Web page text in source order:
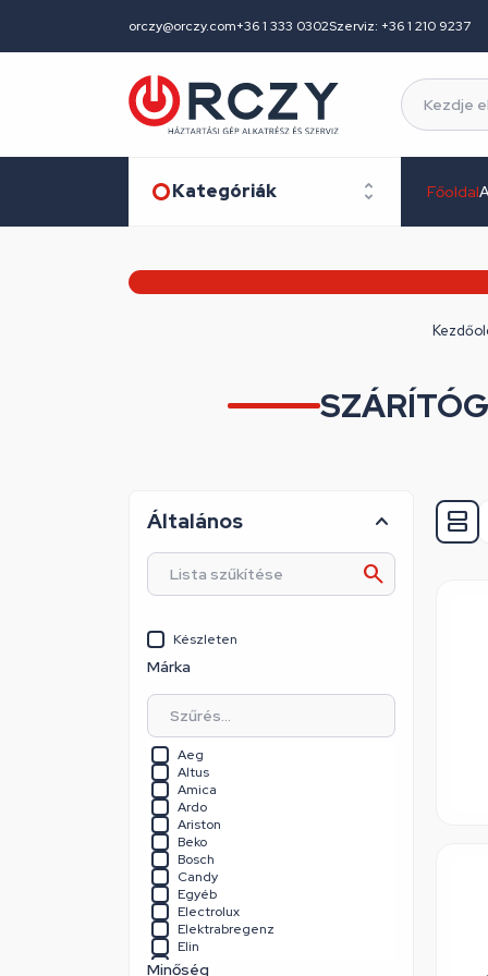
orczy@orczy.com+36 1 333 0302Szerviz: +36 1 210 9237
Kategóriák Főoldal
Általános
Készleten
Márka
Aeg
Altus
Amica
Ardo
Ariston
Beko
Bosch
Candy
Egyéb
Electrolux
Elektrabregenz
Elin
Fagor
Minőség